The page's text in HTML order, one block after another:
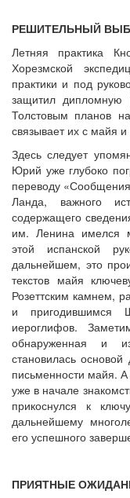
РЕШИТЕЛЬНЫЙ
Летняя практика
Хорезмской
практики и под
защитил дипломную
Толстовым планов
связывает их с майя
Здесь следует
Юрий уже глубоко
переводу
Ланда, важного
содержащего
им. Ленина имелся
этой испанской
дальнейшем, это
текстов майя
Розеттским камнем,
и пригодившимся
иероглифов.
обнаруженная и
становилась
письменности майя.
уже в начале
прикоснулся к
дальнейшему
его успешного
ПРИЯТНЫЕ